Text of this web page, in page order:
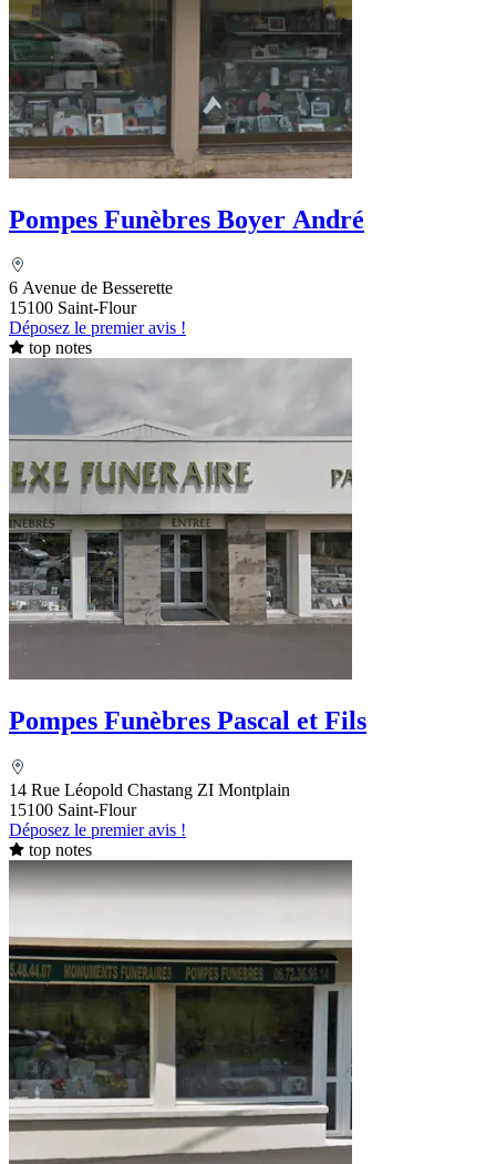
Pompes Funèbres Boyer André
6 Avenue de Besserette
15100 Saint-Flour
Déposez le premier avis !
top notes
Pompes Funèbres Pascal et Fils
14 Rue Léopold Chastang ZI Montplain
15100 Saint-Flour
Déposez le premier avis !
top notes